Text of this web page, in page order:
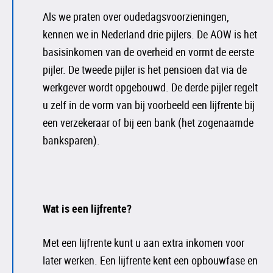
Als we praten over oudedagsvoorzieningen,
kennen we in Nederland drie pijlers. De AOW is het
basisinkomen van de overheid en vormt de eerste
pijler. De tweede pijler is het pensioen dat via de
werkgever wordt opgebouwd. De derde pijler regelt
u zelf in de vorm van bij voorbeeld een lijfrente bij
een verzekeraar of bij een bank (het zogenaamde
banksparen).
Wat is een lijfrente?
Met een lijfrente kunt u aan extra inkomen voor
later werken. Een lijfrente kent een opbouwfase en